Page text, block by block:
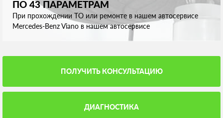
ПО 43 ПАРАМЕТРАМ
При прохождении ТО или ремонте в нашем автосервисе
Mercedes-Benz Viano в нашем автосервисе
ПОЛУЧИТЬ КОНСУЛЬТАЦИЮ
ДИАГНОСТИКА